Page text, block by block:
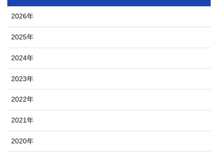
2026年
2025年
2024年
2023年
2022年
2021年
2020年